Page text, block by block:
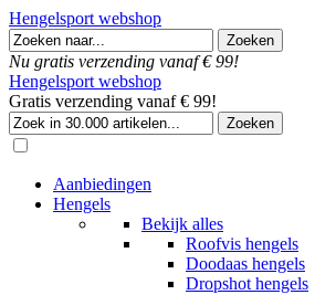
Hengelsport webshop
Nu gratis verzending vanaf € 99!
Hengelsport webshop
Gratis verzending vanaf € 99!
Aanbiedingen
Hengels
Bekijk alles
Roofvis hengels
Doodaas hengels
Dropshot hengels